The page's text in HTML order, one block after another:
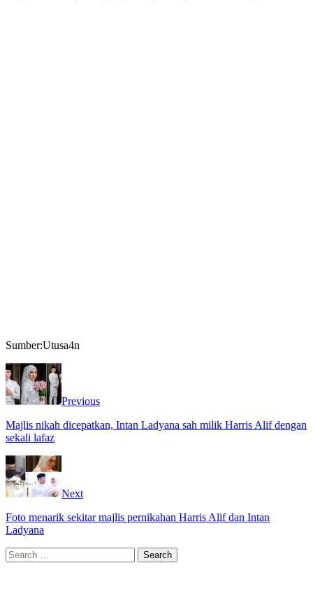
Sumber:Utusa4n
Previous
Majlis nikah dicepatkan, Intan Ladyana sah milik Harris Alif dengan
sekali lafaz
Next
Foto menarik sekitar majlis pernikahan Harris Alif dan Intan
Ladyana
Search
for: